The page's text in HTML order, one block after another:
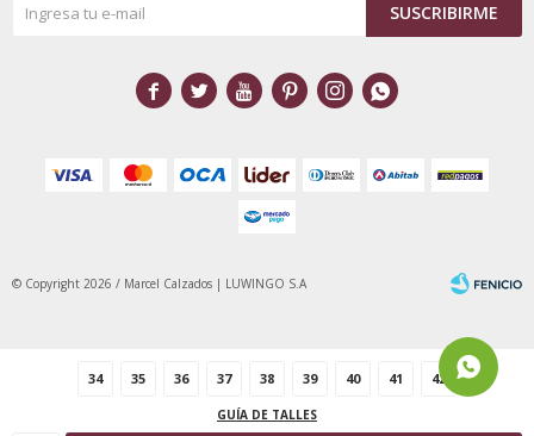
34 35 36 37 38 39 40 41 42
GUÍA DE TALLES
SUSCRIBIRME
     
© Copyright 2026 / Marcel Calzados | LUWINGO S.A